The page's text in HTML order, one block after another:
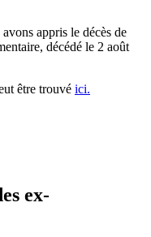
appris le décès de
décédé le 2 août
être trouvé ici.
ex-